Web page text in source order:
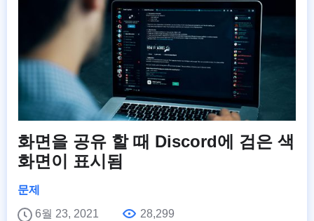
화면을 공유 할 때 Discord에 검은 색
화면이 표시됨
문제
6월 23, 2021
28,299